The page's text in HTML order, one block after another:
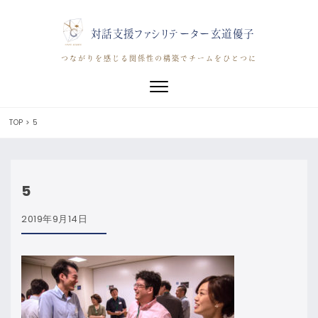
対話支援ファシリテーター玄道優子
つながりを感じる関係性の構築でチームをひとつに
Toggle navigation
TOP > 5
5
2019年9月14日